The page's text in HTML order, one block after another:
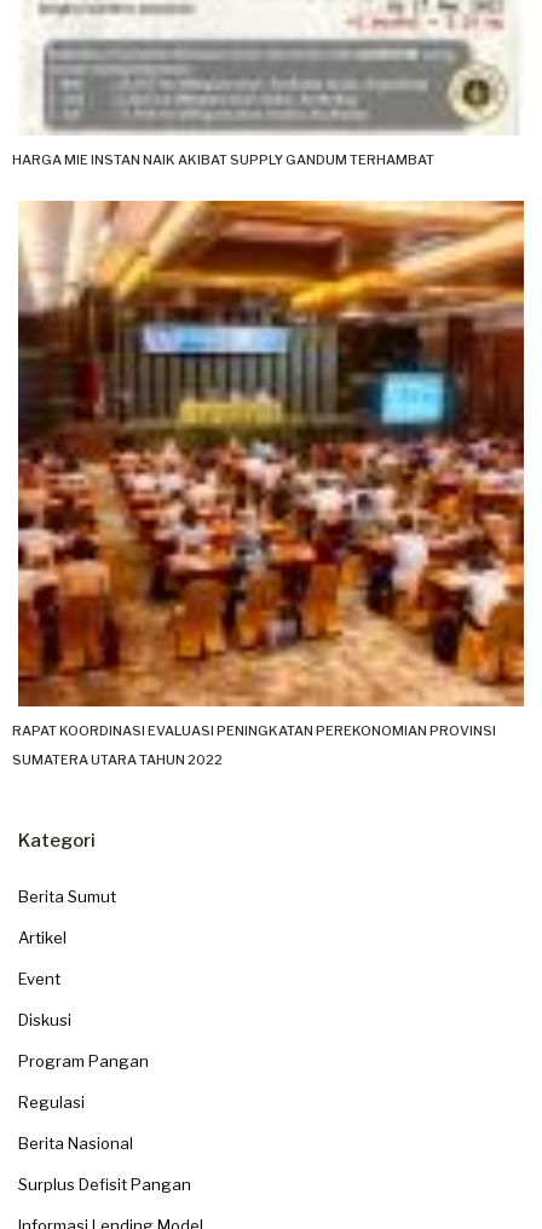
HARGA MIE INSTAN NAIK AKIBAT SUPPLY GANDUM TERHAMBAT
RAPAT KOORDINASI EVALUASI PENINGKATAN PEREKONOMIAN PROVINSI
SUMATERA UTARA TAHUN 2022
Kategori
Berita Sumut
Artikel
Event
Diskusi
Program Pangan
Regulasi
Berita Nasional
Surplus Defisit Pangan